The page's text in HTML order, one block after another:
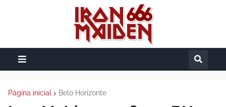
Página inicial Belo Horizonte